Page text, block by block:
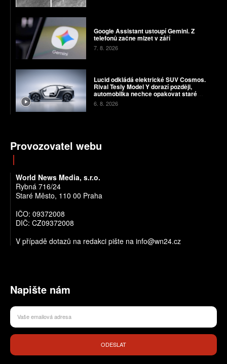
Google Assistant ustoupí Gemini. Z
telefonů začne mizet v září
7. 8. 2026
Lucid odkládá elektrické SUV Cosmos.
Rival Tesly Model Y dorazí později,
automobilka nechce opakovat staré
chyby
6. 8. 2026
Provozovatel webu
World News Media, s.r.o.
Rybná 716/24
Staré Město, 110 00 Praha
IČO: 09372008
DIČ: CZ09372008
V případě dotazů na redakci pište na info@wn24.cz
Napište nám
ODESLAT